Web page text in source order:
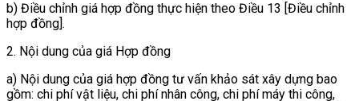
b) Điều chỉnh giá hợp đồng thực hiện theo Điều 13 [Điều chỉnh
hợp đồng].
2. Nội dung của giá Hợp đồng
a) Nội dung của giá hợp đồng tư vấn khảo sát xây dựng bao
gồm: chi phí vật liệu, chi phí nhân công, chi phí máy thi công,